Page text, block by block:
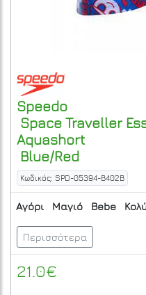
Speedo
Space Traveller
Aquashort
Blue/Red
Κωδικός: SPD-05394-B402B
Αγόρι Μαγιό Bebe
Περισσότερα
21.0€